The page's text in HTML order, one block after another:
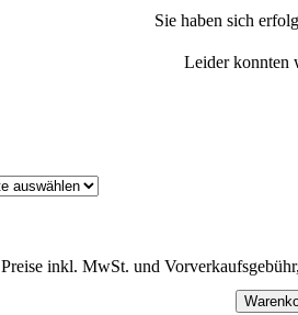
Sie haben sich
Leider konnten
Preise inkl. MwSt. und